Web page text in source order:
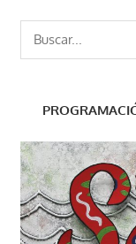
Buscar: